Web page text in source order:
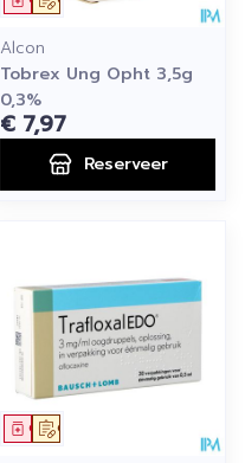
Alcon
Tobrex Ung Opht 3,5g
0,3%
€ 7,97
Reserveer
Op voorschrift
Geneesmiddel